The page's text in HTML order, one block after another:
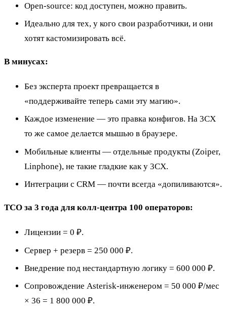
Open-source: код доступен, можно править.
Идеально для тех, у кого свои разработчики, и они
хотят кастомизировать всё.
В минусах:
Без эксперта проект превращается в
«поддерживайте теперь сами эту магию».
Каждое изменение — это правка конфигов. На 3CX
то же самое делается мышью в браузере.
Мобильные клиенты — отдельные продукты (Zoiper,
Linphone), не такие гладкие как у 3CX.
Интеграции с CRM — почти всегда «допиливаются».
TCO за 3 года для колл-центра 100 операторов:
Лицензии = 0 ₽.
Сервер + резерв = 250 000 ₽.
Внедрение под нестандартную логику = 600 000 ₽.
Сопровождение Asterisk-инженером = 50 000 ₽/мес
× 36 = 1 800 000 ₽.